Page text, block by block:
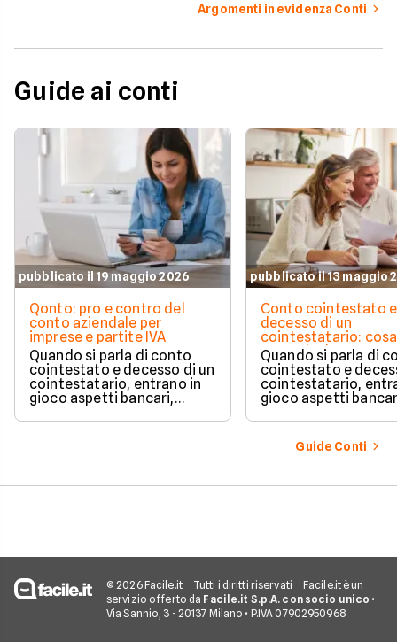
Argomenti in evidenza Conti
Guide ai conti
pubblicato il 19 maggio 2026
Qonto: pro e contro del
conto aziendale per
imprese e partite IVA
Quando si parla di conto
cointestato e decesso di un
cointestatario, entrano in
gioco aspetti bancari,
fiscali ed ereditari che
spesso generano
pubblicato il 13 maggio
Conto cointestato e
decesso di un
cointestatario: cosa
succede davvero
blocchi, quote e
successione
Quando si parla di
cointestato e
cointestatario,
gioco aspetti
fiscali ed ereditari
spesso generano
confusione.
Guide Conti
© 2026 Facile.it Tutti i diritti riservati
Facile.it è un
servizio offerto da Facile.it S.p.A. con socio unico •
Via Sannio, 3 - 20137 Milano • P.IVA 07902950968